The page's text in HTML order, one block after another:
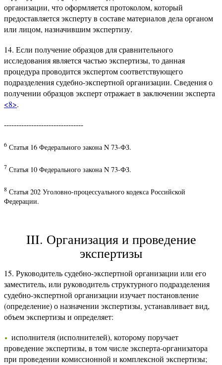
организации, что оформляется протоколом, который
предоставляется эксперту в составе материалов дела органом
или лицом, назначившим экспертизу.
14. Если получение образцов для сравнительного
исследования является частью экспертизы, то данная
процедура проводится экспертом соответствующего
подразделения судебно-экспертной организации. Сведения о
получении образцов эксперт отражает в заключении эксперта
<8>.
--------------------------------
6 Статья 16 Федерального закона N 73-ФЗ.
7 Статья 10 Федерального закона N 73-ФЗ.
8 Статья 202 Уголовно-процессуального кодекса Российской
Федерации.
III. Организация и проведение
экспертизы
15. Руководитель судебно-экспертной организации или его
заместитель, или руководитель структурного подразделения
судебно-экспертной организации изучает постановление
(определение) о назначении экспертизы, устанавливает вид,
объем экспертизы и определяет:
исполнителя (исполнителей), которому поручает
проведение экспертизы, в том числе эксперта-организатора
при проведении комиссионной и комплексной экспертизы;